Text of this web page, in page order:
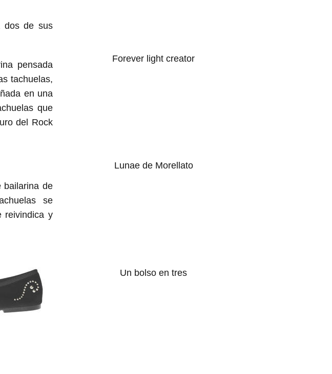
dos de sus
pensada
tachuelas,
en una
que
del Rock
bailarina de
se
reivindica y
Forever light creator
Lunae de Morellato
Un bolso en tres